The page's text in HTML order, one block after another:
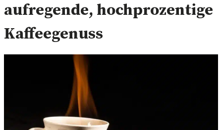
aufregende, hochprozentige
Kaffeegenuss